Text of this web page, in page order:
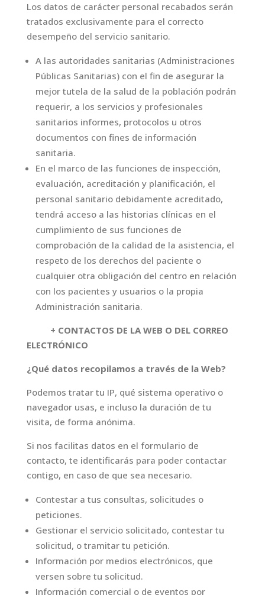
Los datos de carácter personal recabados serán
tratados exclusivamente para el correcto
desempeño del servicio sanitario.
A las autoridades sanitarias (Administraciones
Públicas Sanitarias) con el fin de asegurar la
mejor tutela de la salud de la población podrán
requerir, a los servicios y profesionales
sanitarios informes, protocolos u otros
documentos con fines de información
sanitaria.
En el marco de las funciones de inspección,
evaluación, acreditación y planificación, el
personal sanitario debidamente acreditado,
tendrá acceso a las historias clínicas en el
cumplimiento de sus funciones de
comprobación de la calidad de la asistencia, el
respeto de los derechos del paciente o
cualquier otra obligación del centro en relación
con los pacientes y usuarios o la propia
Administración sanitaria.
+ CONTACTOS DE LA WEB O DEL CORREO
ELECTRÓNICO
¿Qué datos recopilamos a través de la Web?
Podemos tratar tu IP, qué sistema operativo o
navegador usas, e incluso la duración de tu
visita, de forma anónima.
Si nos facilitas datos en el formulario de
contacto, te identificarás para poder contactar
contigo, en caso de que sea necesario.
Contestar a tus consultas, solicitudes o
peticiones.
Gestionar el servicio solicitado, contestar tu
solicitud, o tramitar tu petición.
Información por medios electrónicos, que
versen sobre tu solicitud.
Información comercial o de eventos por